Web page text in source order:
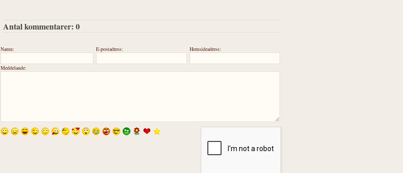
Antal kommentarer: 0
Namn: E-postadress: Hemsideadress:
Meddelande: